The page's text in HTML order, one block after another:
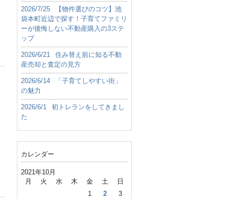
2026/7/25
【物件選びのコツ】池
袋本町近辺で探す！子育てファミリ
ーが後悔しない不動産購入の3ステ
ップ
2026/6/21
住み替え前に知る不動
産売却と査定の見方
2026/6/14
「子育てしやすい街」
の魅力
2026/6/1
初トレランをしてきまし
た
カレンダー
2021年10月
月 火 水 木 金 土 日
1 2 3